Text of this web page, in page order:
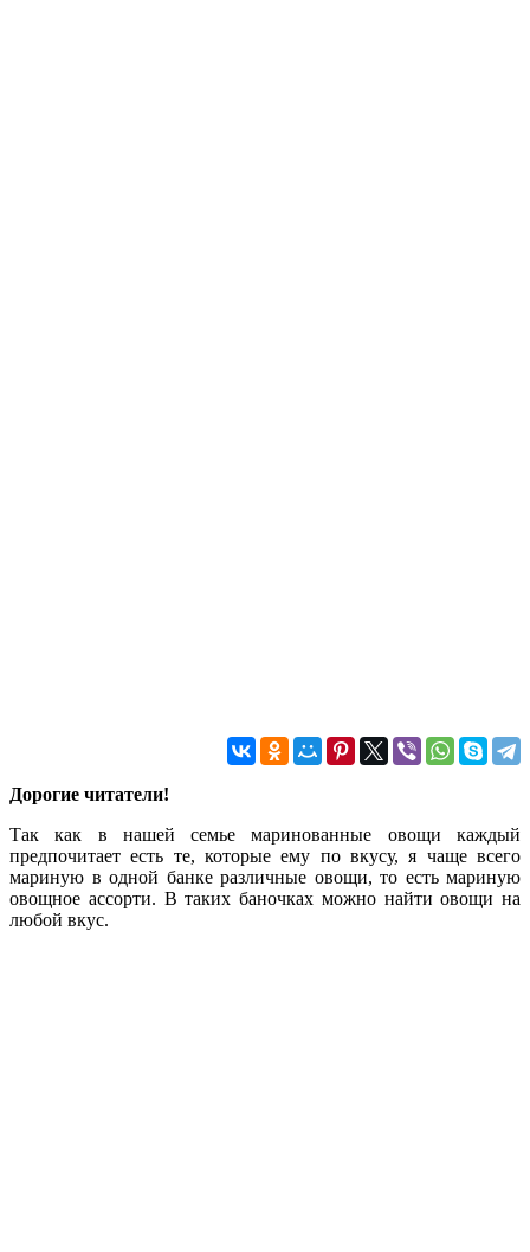
Дорогие читатели!
Так как в нашей семье маринованные овощи каждый
предпочитает есть те, которые ему по вкусу, я чаще всего
мариную в одной банке различные овощи, то есть мариную
овощное ассорти. В таких баночках можно найти овощи на
любой вкус.